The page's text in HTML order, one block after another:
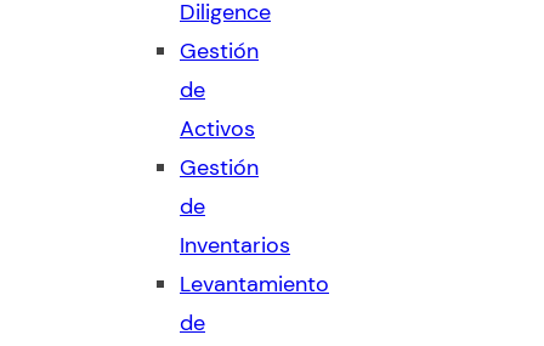
Diligence
Gestión
de
Activos
Gestión
de
Inventarios
Levantamiento
de